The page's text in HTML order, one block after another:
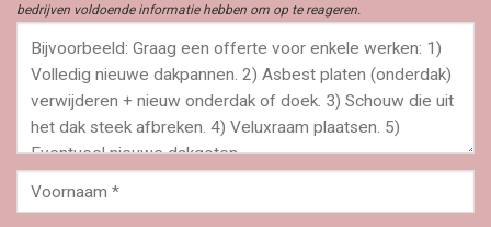
bedrijven voldoende informatie hebben om op te reageren.